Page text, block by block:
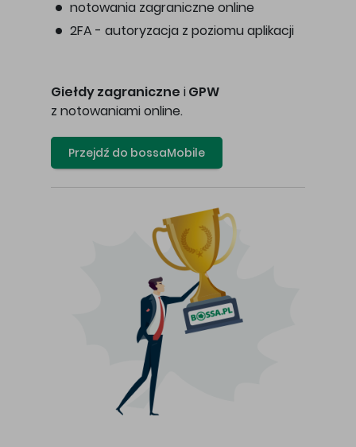
notowania zagraniczne online
2FA - autoryzacja z poziomu aplikacji
Giełdy zagraniczne i GPW
z notowaniami online.
Przejdź do bossaMobile